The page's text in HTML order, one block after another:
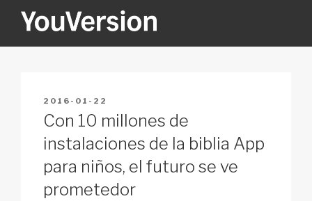
YOUVERSION
POSTED
ON
2016-01-22
Con 10 millones de
instalaciones de la biblia App
para niños, el futuro se ve
prometedor